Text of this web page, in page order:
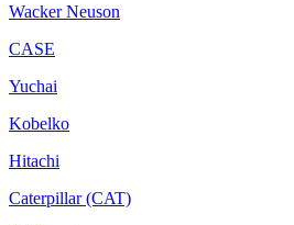
Wacker Neuson
CASE
Yuchai
Kobelko
Hitachi
Caterpillar (CAT)